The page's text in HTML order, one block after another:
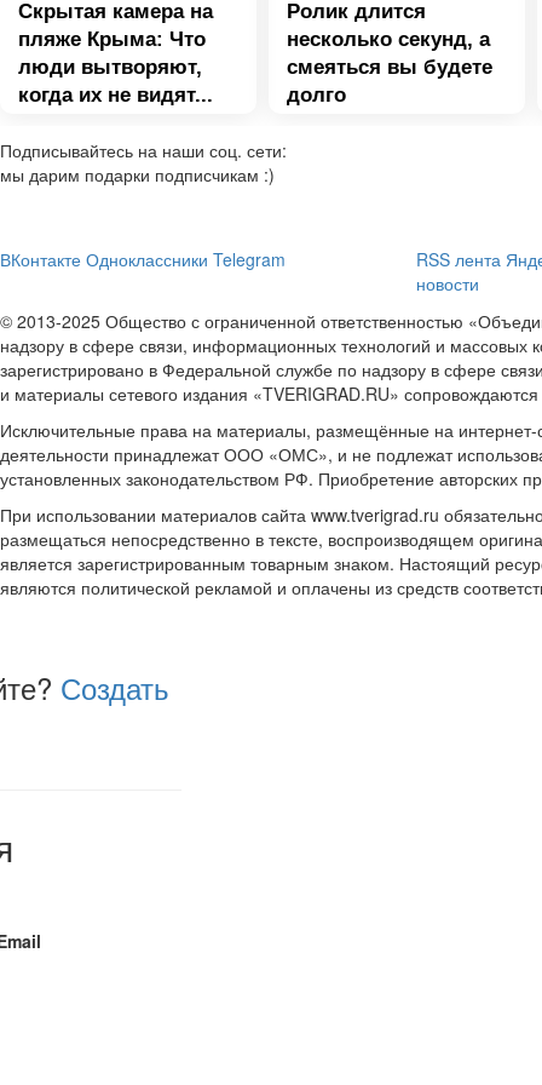
Скрытая камера на
пляже Крыма: Что
люди вытворяют,
когда их не видят...
Ролик длится
несколько секунд, а
смеяться вы будете
долго
Подписывайтесь на наши соц. сети:
мы дарим подарки подписчикам :)
ВКонтакте Одноклассники Telegram RSS лента
новости
© 2013-2025 Общество с ограниченной ответственностью
надзору в сфере связи, информационных технологий и
зарегистрировано в Федеральной службе по надзору в сфере
и материалы сетевого издания «TVERIGRAD.RU»
Исключительные права на материалы, размещённые на интернет-
деятельности принадлежат ООО «ОМС», и не подлежат
установленных законодательством РФ. Приобретение авторских
При использовании материалов сайта www.tverigrad.ru
размещаться непосредственно в тексте, воспроизводящем
является зарегистрированным товарным знаком. Настоящий
являются политической рекламой и оплачены из средств
Создать